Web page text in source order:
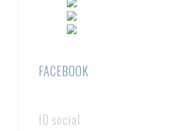
FACEBOOK
ID social